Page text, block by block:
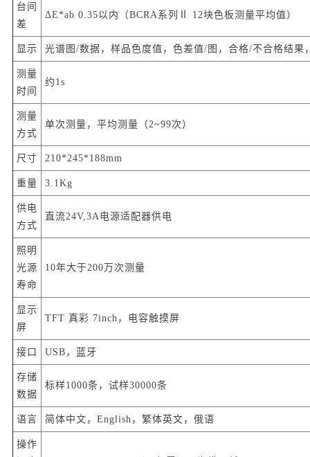
台间
差
ΔE*ab 0.35以内（BCRA系列Ⅱ 12块色板测量平均值）
显示 光谱图/数据，样品色度值，色差值/图，合格/不合格结果
测量
时间
约1s
测量
方式
单次测量，平均测量（2~99次）
尺寸 210*245*188mm
重量 3.1Kg
供电
方式
直流24V,3A电源适配器供电
照明
光源
寿命
10年大于200万次测量
显示
屏
TFT 真彩 7inch，电容触摸屏
接口 USB，蓝牙
存储
数据
标样1000条，试样30000条
语言 简体中文，English，繁体英文，俄语
操作